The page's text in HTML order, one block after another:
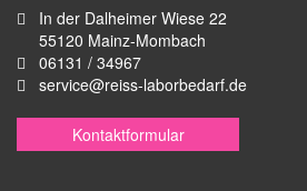
In der Dalheimer Wiese 22
55120 Mainz-Mombach
06131 / 34967
service@reiss-laborbedarf.de
Kontaktformular